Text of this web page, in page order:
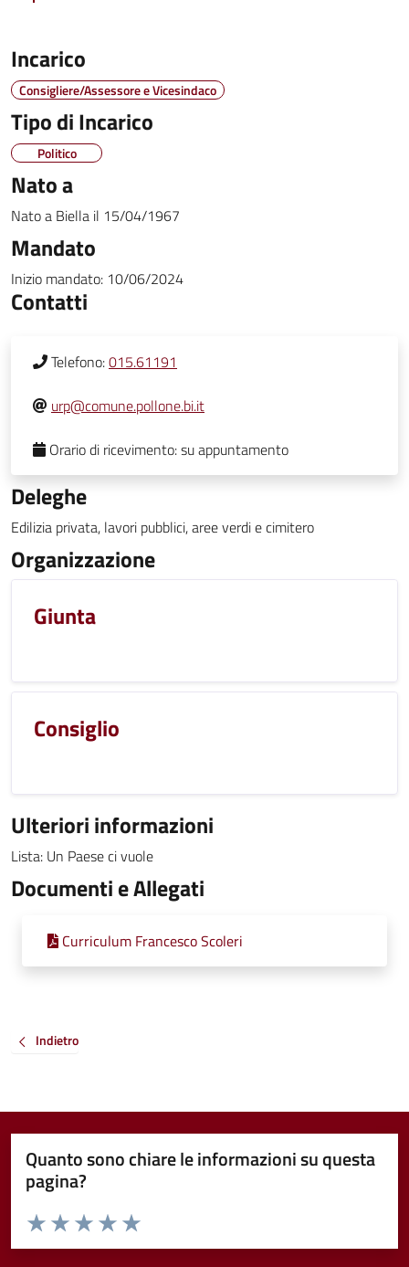
Incarico
Consigliere/Assessore e Vicesindaco
Tipo di Incarico
Politico
Nato a
Nato a Biella il 15/04/1967
Mandato
Inizio mandato: 10/06/2024
Contatti
Telefono:015.61191
urp@comune.pollone.bi.it
Orario di ricevimento:su appuntamento
Deleghe
Edilizia privata, lavori pubblici, aree verdi e cimitero
Organizzazione
Giunta
Consiglio
Ulteriori informazioni
Lista: Un Paese ci vuole
Documenti e Allegati
Curriculum Francesco Scoleri
Indietro
Quanto sono chiare le informazioni su questa
pagina?
Valuta da 1 a 5 stelle la pagina
Valuta 5 stelle su 5
Valuta 4 stelle su 5
Valuta 3 stelle su 5
Valuta 2 stelle su 5
Valuta 1 stelle su 5